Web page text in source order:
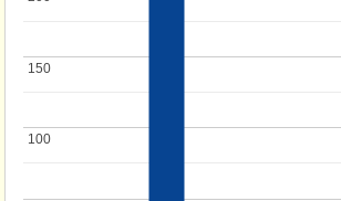
100
100
150
150